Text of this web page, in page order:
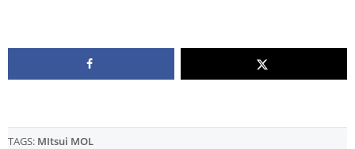
TAGS: MItsui MOL